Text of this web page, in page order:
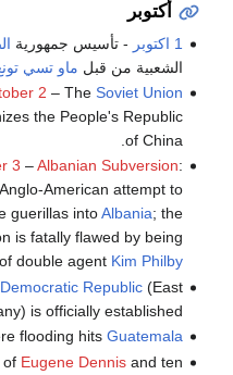
أكتوبر
1 اكتوبر - تأسيس جمهورية
الشعبية من قبل ماو تسي
2 – The Soviet Union
the People's Republic
of China.
3 –Albanian Subversion:
American attempt to
guerillas intoAlbania; the
is fatally flawed by being
double agent Kim Philby
Republic(East
is officially established.
flooding hits Guatemala
Eugene Dennisand ten